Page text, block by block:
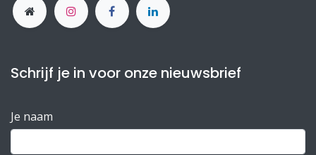
Schrijf je in voor onze nieuwsbrief
Je naam